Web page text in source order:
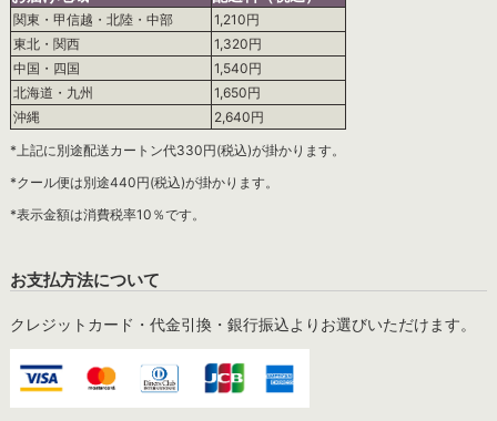
関東・甲信越・北陸・中部
1,210円
東北・関西
1,320円
中国・四国
1,540円
北海道・九州
1,650円
沖縄
2,640円
*上記に別途配送カートン代330円(税込)が掛かります。
*クール便は別途440円(税込)が掛かります。
*表示金額は消費税率10％です。
お支払方法について
クレジットカード・代金引換・銀行振込よりお選びいただけます。